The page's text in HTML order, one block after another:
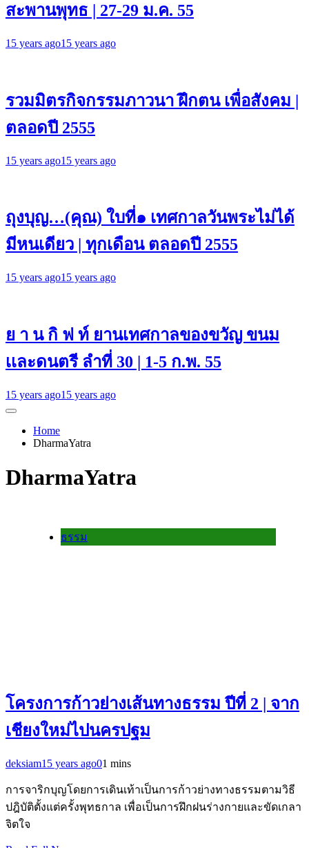
สะพานพุทธ | 27-29 ม.ค. 55
15 years ago15 years ago
รวมมิตรกิจกรรมภาวนา ฝึกตน เพื่อสังคม |
ตลอดปี 2555
15 years ago15 years ago
ถุงบุญ…(คุณ) ใบที่๑ เทศกาลวันพระไม่ได้
มีหนเดียว | ทุกเดือน ตลอดปี 2555
15 years ago15 years ago
ย า น กิ ฟ ท์ ยานเทศกาลของขวัญ ขนม
เเละดนตรี ลำที่ 30 | 1-5 ก.พ. 55
15 years ago15 years ago
Home
DharmaYatra
DharmaYatra
ธรรม
โครงการก้าวย่างเส้นทางธรรม ปีที่ 2 | จาก
เชียงใหม่ไปนครปฐม
deksiam15 years ago01 mins
การจาริกบุญโดยการเดินเท้าเป็นการก้าวย่างทางธรรมตามวิธี
ปฎิบัติตั้งแต่ครั้งพุทธกาล เพื่อเป็นการฝึกฝนร่างกายและขัดเกลา
จิตใจ